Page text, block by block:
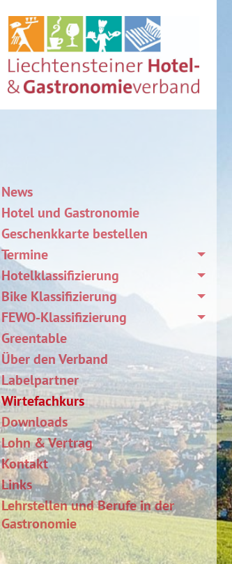
News
Hotel und Gastronomie
Geschenkkarte bestellen
Termine
Hotelklassifizierung
Bike Klassifizierung
FEWO-Klassifizierung
Greentable
Über den Verband
Labelpartner
Wirtefachkurs
Downloads
Lohn & Vertrag
Kontakt
Links
Lehrstellen und Berufe in der
Gastronomie